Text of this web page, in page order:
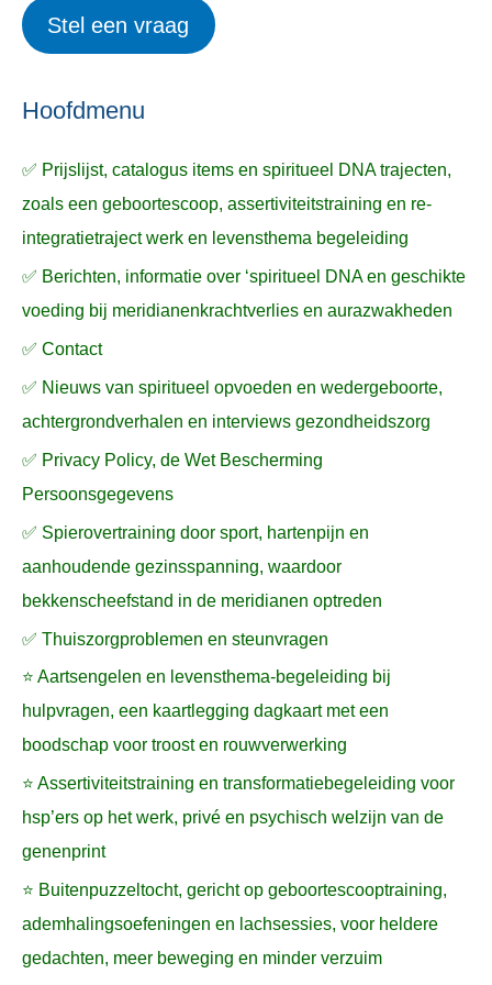
e
n
k
a
r
:
Stel een vraag
Hoofdmenu
✅ Prijslijst, catalogus items en spiritueel DNA trajecten,
zoals een geboortescoop, assertiviteitstraining en re-
integratietraject werk en levensthema begeleiding
✅ Berichten, informatie over ‘spiritueel DNA en geschikte
voeding bij meridianenkrachtverlies en aurazwakheden
✅ Contact
✅ Nieuws van spiritueel opvoeden en wedergeboorte,
achtergrondverhalen en interviews gezondheidszorg
✅ Privacy Policy, de Wet Bescherming
Persoonsgegevens
✅ Spierovertraining door sport, hartenpijn en
aanhoudende gezinsspanning, waardoor
bekkenscheefstand in de meridianen optreden
✅ Thuiszorgproblemen en steunvragen
⭐ Aartsengelen en levensthema-begeleiding bij
hulpvragen, een kaartlegging dagkaart met een
boodschap voor troost en rouwverwerking
⭐ Assertiviteitstraining en transformatiebegeleiding voor
hsp’ers op het werk, privé en psychisch welzijn van de
genenprint
⭐ Buitenpuzzeltocht, gericht op geboortescooptraining,
ademhalingsoefeningen en lachsessies, voor heldere
gedachten, meer beweging en minder verzuim
p
n